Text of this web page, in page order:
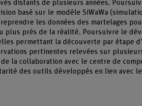
distants de plusieurs années.
basé sur le modèle SiWaWa
les données des martelages
plus près de la réalité. Poursuivre le
permettant la découverte par étape
pertinentes relevées sur
de la collaboration avec le centre de
des outils développés en lien avec